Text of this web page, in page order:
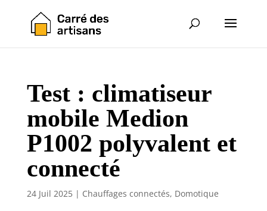
Test : climatiseur
mobile Medion
P1002 polyvalent et
connecté
24 Juil 2025| Chauffages connectés, Domotique